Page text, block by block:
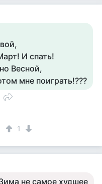
И спать!
Весной,
мне поиграть!???
1
не самое худшее